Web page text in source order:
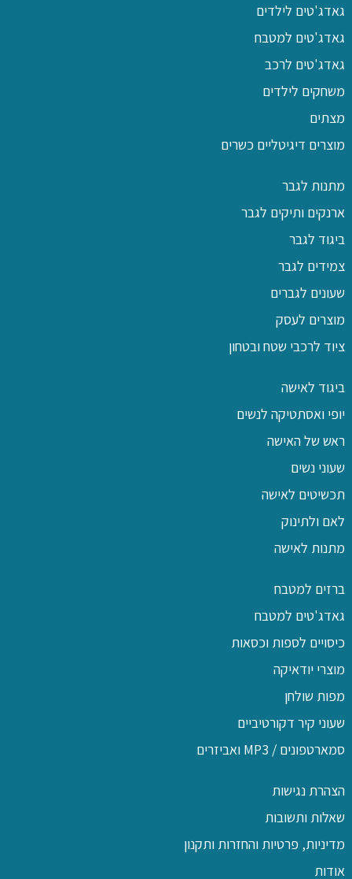
גאדג'טים לילדים
גאדג'טים למטבח
גאדג'טים לרכב
משחקים לילדים
מצתים
מוצרים דיגיטליים כשרים
מתנות לגבר
ארנקים ותיקים לגבר
ביגוד לגבר
צמידים לגבר
שעונים לגברים
מוצרים לעסק
ציוד לרכבי שטח ובטחון
ביגוד לאישה
יופי ואסתטיקה לנשים
ראש של האישה
שעוני נשים
תכשיטים לאישה
לאם ולתינוק
מתנות לאישה
ברזים למטבח
גאדג'טים למטבח
כיסויים לספות וכסאות
מוצרי יודאיקה
מפות שולחן
שעוני קיר דקורטיביים
סמארטפונים / MP3 ואביזרים
הצהרת נגישות
שאלות ותשובות
מדיניות, פרטיות והחזרות ותקנון
אודות